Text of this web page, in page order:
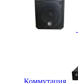
Коммутация